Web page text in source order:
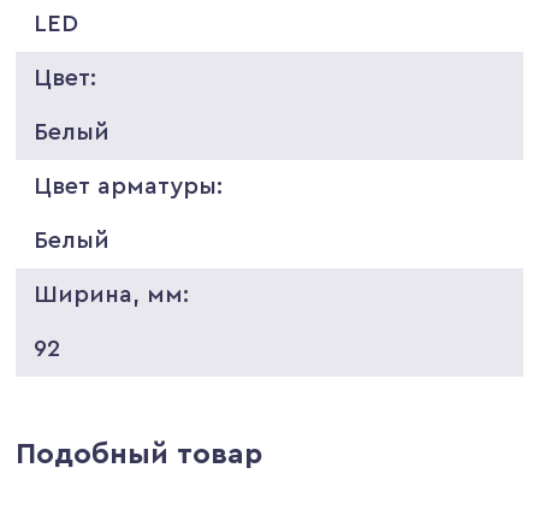
LED
Цвет:
Белый
Цвет арматуры:
Белый
Ширина, мм:
92
Подобный товар